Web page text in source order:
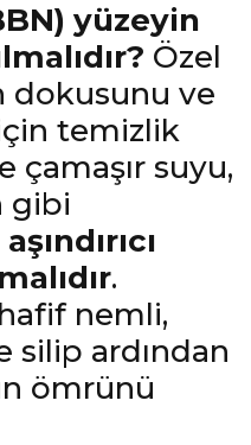
yüzeyin
Özel
dokusunu ve
temizlik
çamaşır suyu,
gibi
.
nemli,
silip ardından
ömrünü